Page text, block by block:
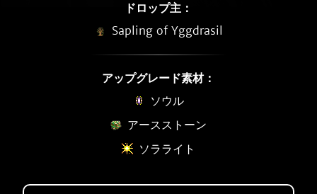
ドロップ主：
Sapling of Yggdrasil
アップグレード素材：
ソウル
アースストーン
ソラライト